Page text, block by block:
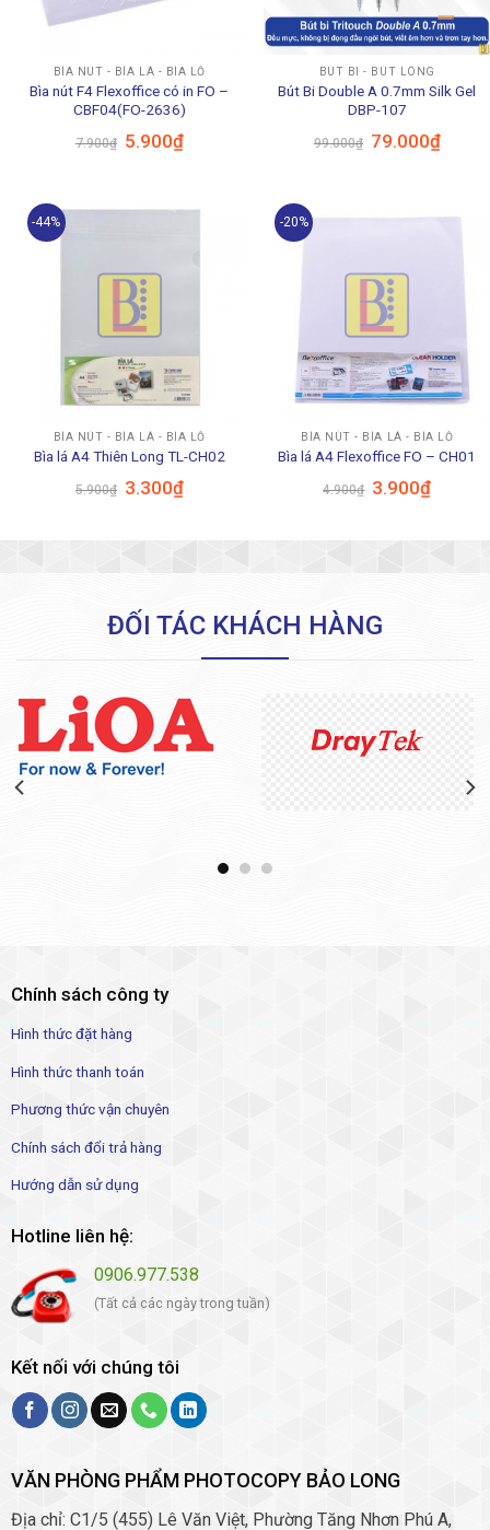
BÌA NÚT - BÌA LÁ - BÌA LỖ
Bìa nút F4 Flexoffice có in FO –
CBF04(FO-2636)
7.900₫ Giá
gốc
5.900₫Giá
hiện
BÚT BI - BÚT LÔNG
Bút Bi Double A 0.7mm Silk Gel
DBP-107
99.000₫ Giá
gốc
79.000₫Giá
hiện
-44%
BÌA NÚT - BÌA LÁ - BÌA LỖ
Bìa lá A4 Thiên Long TL-CH02
5.900₫ Giá
gốc
3.300₫Giá
hiện
3.300₫.
-20%
BÌA NÚT - BÌA LÁ - BÌA LỖ
Bìa lá A4 Flexoffice FO – CH01
4.900₫ Giá
gốc
3.900₫Giá
3.900₫.
ĐỐI TÁC KHÁCH HÀNG
Chính sách công ty
Hình thức đặt hàng
Hình thức thanh toán
Phương thức vận chuyên
Chính sách đổi trả hàng
Hướng dẫn sử dụng
Hotline liên hệ:
0906.977.538
(Tất cả các ngày trong tuần)
Kết nối với chúng tôi
VĂN PHÒNG PHẨM PHOTOCOPY BẢO LONG
Địa chỉ: C1/5 (455) Lê Văn Việt, Phường Tăng Nhơn Phú A,